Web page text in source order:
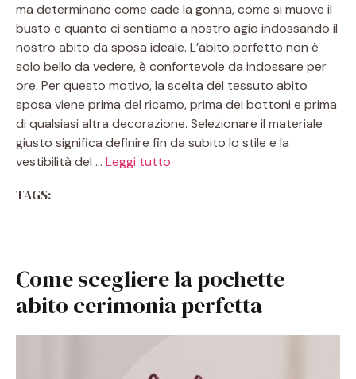
ma determinano come cade la gonna, come si muove il
busto e quanto ci sentiamo a nostro agio indossando il
nostro abito da sposa ideale. L’abito perfetto non è
solo bello da vedere, è confortevole da indossare per
ore. Per questo motivo, la scelta del tessuto abito
sposa viene prima del ricamo, prima dei bottoni e prima
di qualsiasi altra decorazione. Selezionare il materiale
giusto significa definire fin da subito lo stile e la
vestibilità del … Leggi tutto
TAGS:
Come scegliere la pochette
abito cerimonia perfetta